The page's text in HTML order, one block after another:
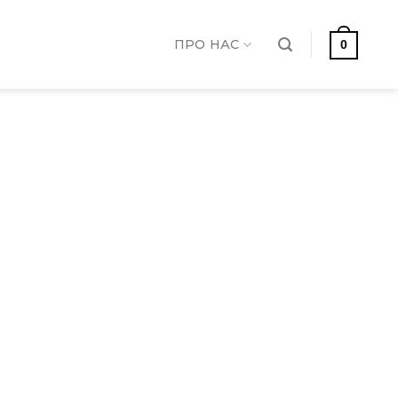
ПРО НАС 0